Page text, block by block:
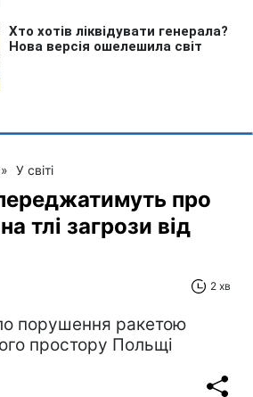
» У світі
про
на тлі загрози від
2 хв
порушення ракетою
простору Польщі